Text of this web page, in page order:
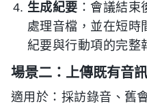
生成紀要 ：會議結
處理音檔，並在短時
紀要與行動項的完整
場景二：上傳既有音
適用於：採訪錄音、舊